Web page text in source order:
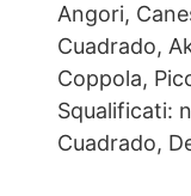
Angori,
Cuadrado,
Coppola,
Squalificati:
Cuadrado,